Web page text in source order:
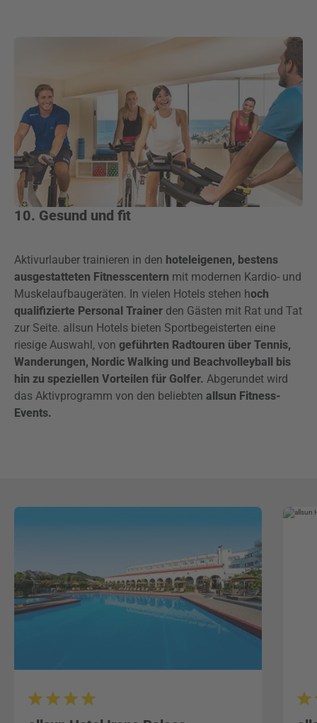
10. Gesund und fit
Aktivurlauber trainieren in den hoteleigenen, bestens
ausgestatteten Fitnesscentern mit modernen Kardio- und
Muskelaufbaugeräten. In vielen Hotels stehen hoch
qualifizierte Personal Trainer den Gästen mit Rat und Tat
zur Seite. allsun Hotels bieten Sportbegeisterten eine
riesige Auswahl, von geführten Radtouren über Tennis,
Wanderungen, Nordic Walking und Beachvolleyball bis
hin zu speziellen Vorteilen für Golfer. Abgerundet wird
das Aktivprogramm von den beliebten allsun Fitness-
Events.